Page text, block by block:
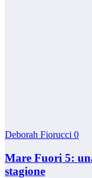
Deborah Fiorucci 0
Mare Fuori 5:
stagione